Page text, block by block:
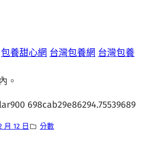
包養甜心網 台灣包養網 台灣包養
。
698cab29e86294.75539689
月 12 日 分數